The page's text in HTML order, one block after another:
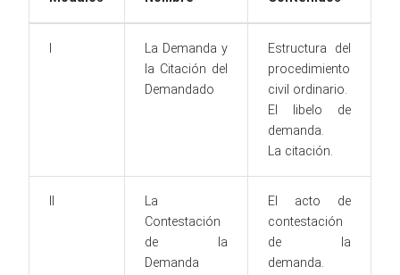
La Demanda y
la Citación del
Demandado
Estructura del
procedimiento
civil ordinario.
El libelo de
demanda.
La citación.
La
Contestación
de la
Demanda
El acto de
contestación
de la
demanda.